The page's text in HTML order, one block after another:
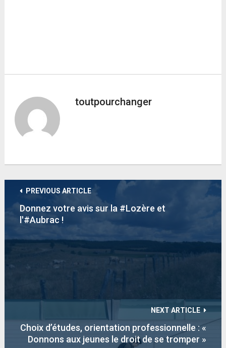
toutpourchanger
PREVIOUS ARTICLE
Donnez votre avis sur la #Lozère et
l'#Aubrac !
NEXT ARTICLE
Choix d’études, orientation professionnelle : «
Donnons aux jeunes le droit de se tromper »